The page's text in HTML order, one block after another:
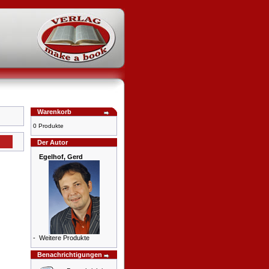
Warenkorb
0 Produkte
Der Autor
Egelhof, Gerd
- Weitere Produkte
Benachrichtigungen